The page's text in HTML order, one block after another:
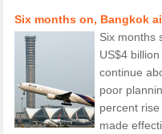
Six months on, Bangkok
Six months
US$4
continue
poor
percent
made